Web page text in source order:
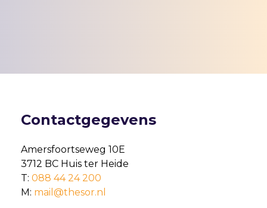
Contactgegevens
Amersfoortseweg 10E
3712 BC Huis ter Heide
T: 088 44 24 200
M: mail@thesor.nl